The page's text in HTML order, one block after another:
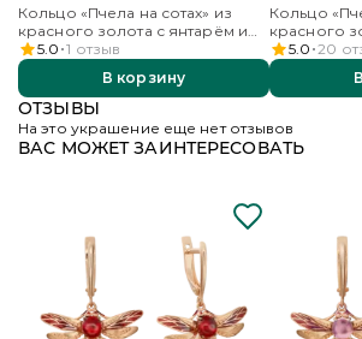
оформление заказа с частичным
случае Вы сможете приобрести не
своего заказа. Укажите
выбора в комментарии к заказу.
ПОДРОБНЕЕ
Кольцо «Пчела на сотах» из
красного золота с янтарём и
бесцветными топазами
5.0 1 отзыв
В корзину
Кольцо
красного
5.0 20
ОТЗЫВЫ
На это украшение еще нет отзывов
ВАС МОЖЕТ ЗАИНТЕРЕСОВАТЬ